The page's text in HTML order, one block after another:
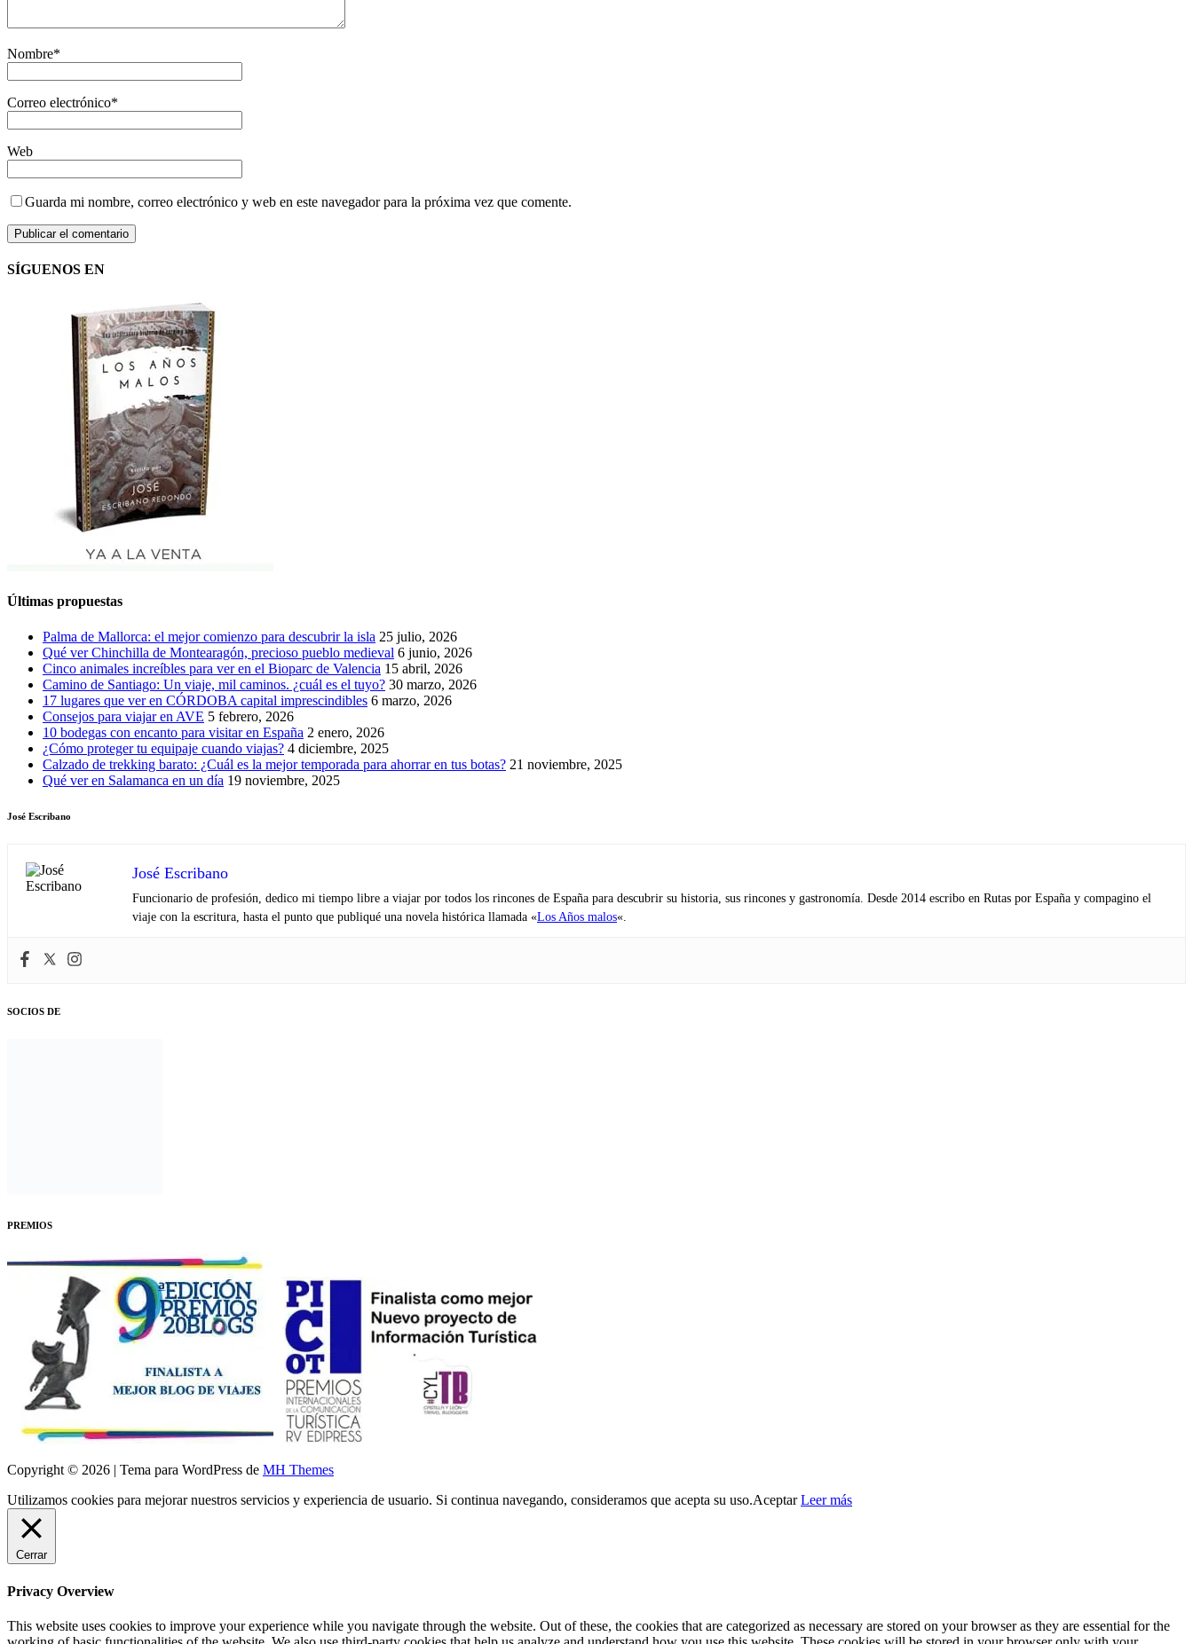
Nombre*
Correo electrónico*
Web
Guarda mi nombre, correo electrónico y web en este navegador para la próxima vez que comente.
SÍGUENOS EN
Últimas propuestas
Palma de Mallorca: el mejor comienzo para descubrir la isla 25 julio, 2026
Qué ver Chinchilla de Montearagón, precioso pueblo medieval 6 junio, 2026
Cinco animales increíbles para ver en el Bioparc de Valencia 15 abril, 2026
Camino de Santiago: Un viaje, mil caminos. ¿cuál es el tuyo? 30 marzo, 2026
17 lugares que ver en CÓRDOBA capital imprescindibles 6 marzo, 2026
Consejos para viajar en AVE 5 febrero, 2026
10 bodegas con encanto para visitar en España 2 enero, 2026
¿Cómo proteger tu equipaje cuando viajas? 4 diciembre, 2025
Calzado de trekking barato: ¿Cuál es la mejor temporada para ahorrar en tus botas? 21 noviembre, 2025
Qué ver en Salamanca en un día 19 noviembre, 2025
José Escribano
José Escribano
Funcionario de profesión, dedico mi tiempo libre a viajar por todos los rincones de España para descubrir su historia, sus rincones y gastronomía. Desde 2014 escribo en Rutas por España y compagino el
viaje con la escritura, hasta el punto que publiqué una novela histórica llamada «Los Años malos«.
SOCIOS DE
PREMIOS
Copyright © 2026 | Tema para WordPress de MH Themes
Utilizamos cookies para mejorar nuestros servicios y experiencia de usuario. Si continua navegando, consideramos que acepta su uso.Aceptar Leer más
Cerrar
Privacy Overview
This website uses cookies to improve your experience while you navigate through the website. Out of these, the cookies that are categorized as necessary are stored on your browser as they are essential for the